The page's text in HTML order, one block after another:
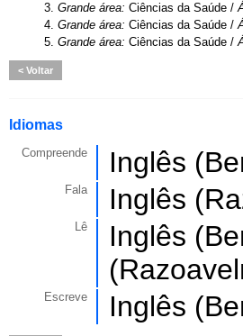
3. Grande área: Ciências da Saúde /
4. Grande área: Ciências da Saúde /
5. Grande área: Ciências da Saúde /
Voltar
Idiomas
Compreende Inglês
Fala Inglês
Lê
Inglês
Escreve Inglês